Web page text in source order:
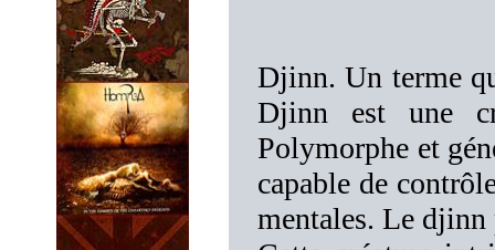
Djinn. Un terme
Djinn est une
Polymorphe et
capable de
mentales. Le djinn